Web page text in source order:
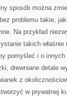
sposób można
problemu takie,
Na przykład
takich
pomyśleć i o
drewniane detale
z
w prywatnej